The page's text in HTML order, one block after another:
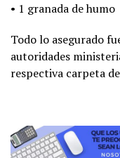
• 1 granada de humo
Todo lo asegurado
autoridades
respectiva carpeta